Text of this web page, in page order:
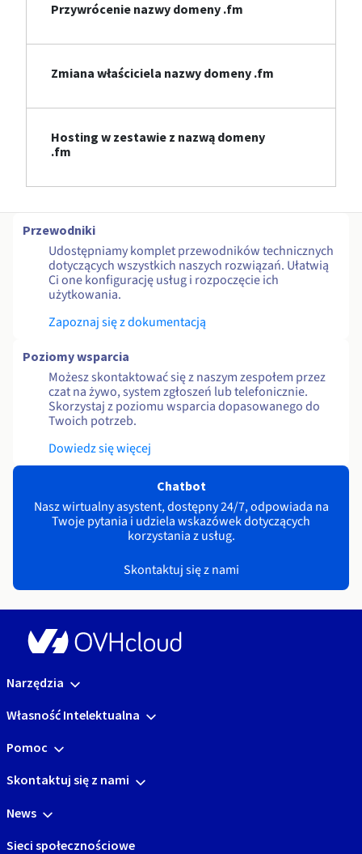
Przywrócenie nazwy domeny .fm
Zmiana właściciela nazwy domeny .fm
Hosting w zestawie z nazwą domeny
.fm
Przewodniki
Udostępniamy komplet przewodników technicznych
dotyczących wszystkich naszych rozwiązań. Ułatwią
Ci one konfigurację usług i rozpoczęcie ich
użytkowania.
Zapoznaj się z dokumentacją
Poziomy wsparcia
Możesz skontaktować się z naszym zespołem przez
czat na żywo, system zgłoszeń lub telefonicznie.
Skorzystaj z poziomu wsparcia dopasowanego do
Twoich potrzeb.
Dowiedz się więcej
Chatbot
Nasz wirtualny asystent, dostępny 24/7, odpowiada na
Twoje pytania i udziela wskazówek dotyczących
korzystania z usług.
Skontaktuj się z nami
Narzędzia
Własność Intelektualna
Pomoc
Skontaktuj się z nami
News
Sieci społecznościowe